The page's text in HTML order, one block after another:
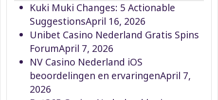
Kuki Muki Changes: 5 Actionable
SuggestionsApril 16, 2026
Unibet Casino Nederland Gratis Spins
ForumApril 7, 2026
NV Casino Nederland iOS
beoordelingen en ervaringenApril 7,
2026